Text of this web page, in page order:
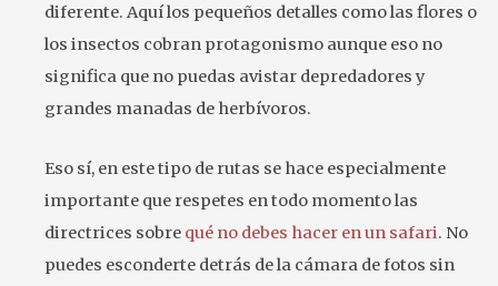
diferente. Aquí los pequeños detalles como las flores o
los insectos cobran protagonismo aunque eso no
significa que no puedas avistar depredadores y
grandes manadas de herbívoros.
Eso sí, en este tipo de rutas se hace especialmente
importante que respetes en todo momento las
directrices sobre qué no debes hacer en un safari. No
puedes esconderte detrás de la cámara de fotos sin